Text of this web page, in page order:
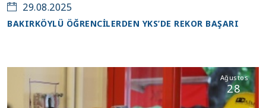
29.08.2025
BAKIRKÖYLÜ ÖĞRENCİLERDEN YKS’DE REKOR BAŞARI
Ağustos
28